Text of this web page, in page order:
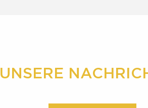
UNSERE